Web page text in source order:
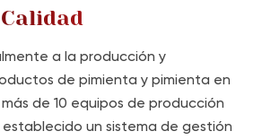
a la producción y
de pimienta y pimienta en
de 10 equipos de producción
un sistema de gestión